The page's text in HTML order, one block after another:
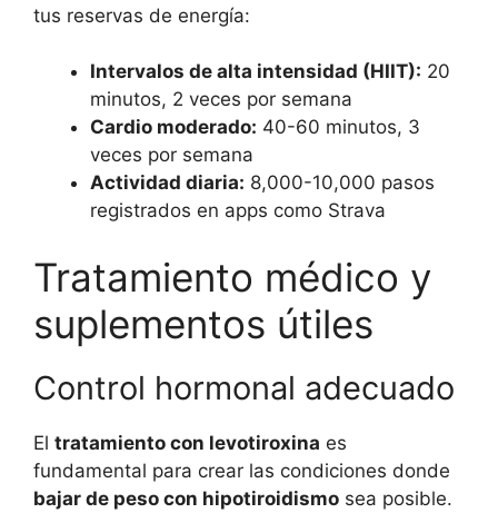
tus reservas de energía:
Intervalos de alta intensidad (HIIT): 20
minutos, 2 veces por semana
Cardio moderado: 40-60 minutos, 3
veces por semana
Actividad diaria: 8,000-10,000 pasos
registrados en apps como Strava
Tratamiento médico y
suplementos útiles
Control hormonal adecuado
El tratamiento con levotiroxina es
fundamental para crear las condiciones donde
bajar de peso con hipotiroidismo sea posible.